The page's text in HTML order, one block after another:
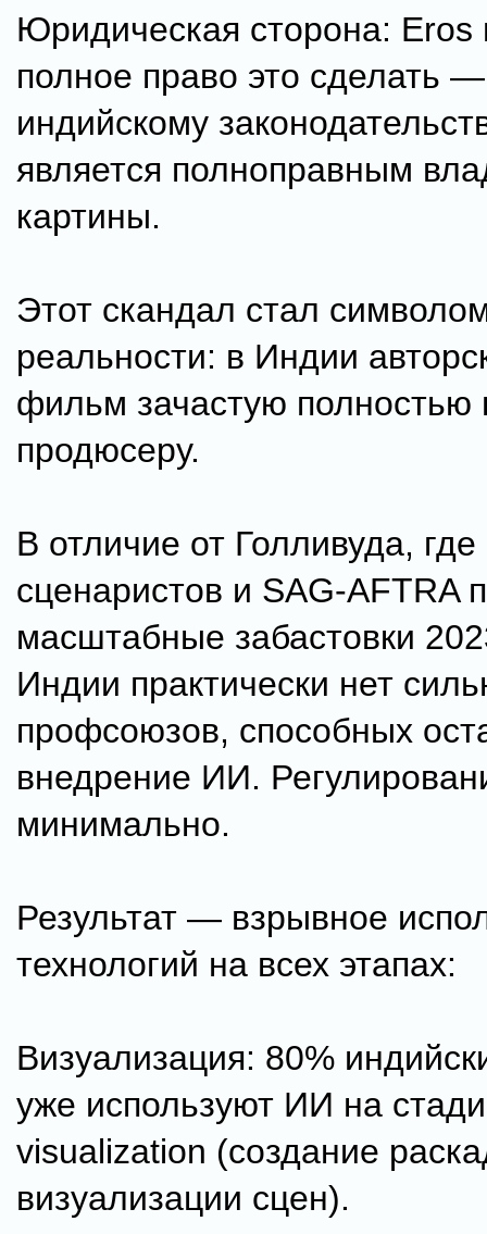
Юридическая сторона: Eros
полное право это сделать
индийскому
является полноправным
картины.
Этот скандал стал
реальности: в Индии
фильм зачастую полностью
продюсеру.
В отличие от Голливуда,
сценаристов и SAG-AFTRA
масштабные забастовки
Индии практически нет
профсоюзов, способных
внедрение ИИ.
минимально.
Результат — взрывное
технологий на всех этапах:
Визуализация: 80%
уже используют ИИ на
visualization (создание
визуализации сцен).